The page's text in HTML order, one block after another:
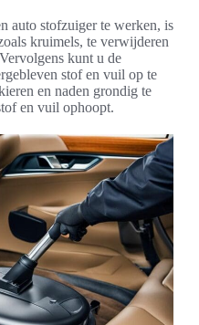
auto stofzuiger te werken, is
kruimels, te verwijderen
kunt u de
stof en vuil op te
en naden grondig te
en vuil ophoopt.